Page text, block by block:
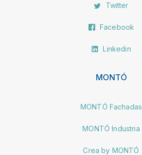
Twitter
Facebook
Linkedin
MONTÓ
MONTÓ Fachadas
MONTÓ Industria
Crea by MONTÓ